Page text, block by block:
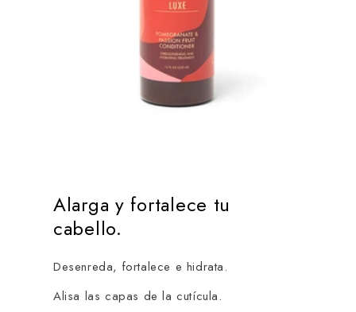
Alarga y fortalece tu
cabello.
Desenreda, fortalece e hidrata.
Alisa las capas de la cutícula.